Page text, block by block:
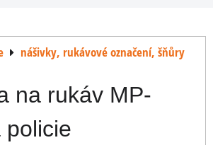
nášivky, rukávové označení, šňůry
na rukáv MP-
policie